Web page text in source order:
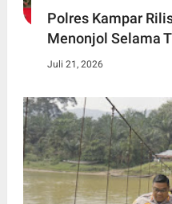
Polres Kampar
Menonjol Selama
Juli 21, 2026